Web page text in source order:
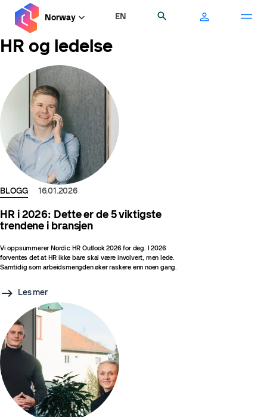
Hopp
hovedinnhold
Norway EN
HR og ledelse
BLOGG 16.01.2026
HR i 2026: Dette er de 5 viktigste
trendene i bransjen
Vi oppsummerer Nordic HR Outlook 2026 for deg. I 2026
forventes det at HR ikke bare skal være involvert, men lede.
Samtidig som arbeidsmengden øker raskere enn noen gang.
Les mer